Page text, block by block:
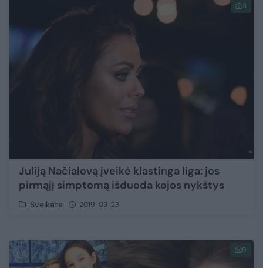
3
Juliją Načialovą įveikė klastinga liga: jos
pirmąjį simptomą išduoda kojos nykštys
Sveikata 2019-03-23
9